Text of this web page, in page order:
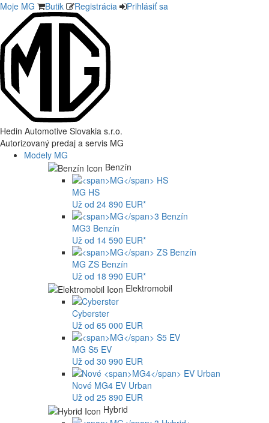
Moje MG Butik Registrácia Prihlásiť sa
Hedin Automotive Slovakia s.r.o.
Autorizovaný predaj a servis MG
Modely MG
Benzín
MG HS
Už od 24 890 EUR*
MG3 Benzín
Už od 14 590 EUR*
MG ZS Benzín
Už od 18 990 EUR*
Elektromobil
Cyberster
Už od 65 000 EUR
MG S5 EV
Už od 30 990 EUR
Nové MG4 EV Urban
Už od 25 890 EUR
Hybrid